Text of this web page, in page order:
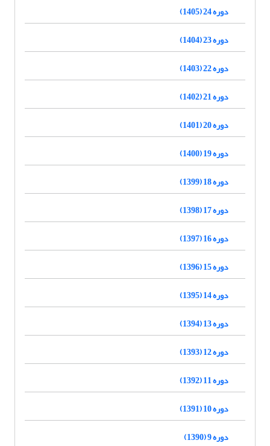
دوره 24 (1405)
دوره 23 (1404)
دوره 22 (1403)
دوره 21 (1402)
دوره 20 (1401)
دوره 19 (1400)
دوره 18 (1399)
دوره 17 (1398)
دوره 16 (1397)
دوره 15 (1396)
دوره 14 (1395)
دوره 13 (1394)
دوره 12 (1393)
دوره 11 (1392)
دوره 10 (1391)
دوره 9 (1390)